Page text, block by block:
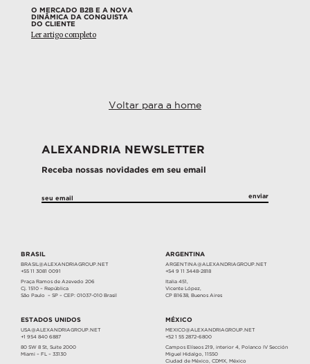
O MERCADO B2B E A NOVA
DINÂMICA DA CONQUISTA
DO CLIENTE
Ler artigo completo
Voltar para a home
ALEXANDRIA NEWSLETTER
Receba nossas novidades em seu email
BRASIL
BRASIL@ALEXANDRIAGROUP.NET
+55 11 3081 0091
Praça Ramos de Azevedo 206
Cj. 1510 – República
São Paulo – SP – CEP: 01037-010 Brasil
ARGENTINA
ARGENTINA@ALEXANDRIAGROUP.NET
+54 9 11 3448-2818
Italia 451,
Vicente López,
CP B1638, Buenos Aires
ESTADOS UNIDOS
USA@ALEXANDRIAGROUP.NET
+1 954 840 6887
80 SW 8 St, Suite 2000
Miami – FL – 33130
MÉXICO
MEXICO@ALEXANDRIAGROUP.NET
+52 1 55 2872-6800
Campos Elíseos 219, interior 4, Polanco IV Sección
Miguel Hidalgo, 11550
Ciudad de México, CDMX, México